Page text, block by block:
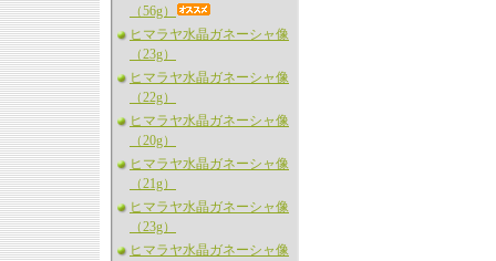
（56g）
ヒマラヤ水晶ガネーシャ像
（23g）
ヒマラヤ水晶ガネーシャ像
（22g）
ヒマラヤ水晶ガネーシャ像
（20g）
ヒマラヤ水晶ガネーシャ像
（21g）
ヒマラヤ水晶ガネーシャ像
（23g）
ヒマラヤ水晶ガネーシャ像